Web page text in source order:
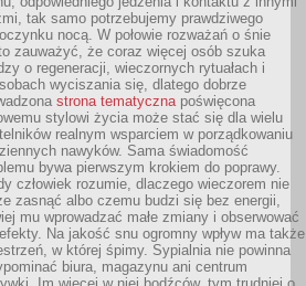
tak samo potrzebujemy prawdziwego
nocą. W połowie rozważań o śnie
zauważyć, że coraz więcej osób szuka
o regeneracji, wieczornych rytuałach i
wyciszania się, dlatego dobrze
strona tematycznapoświęcona
stylowi życia może stać się dla wielu
realnym wsparciem w porządkowaniu
nawyków. Sama świadomość
bywa pierwszym krokiem do poprawy.
człowiek rozumie, dlaczego wieczorem nie
zasnąć albo czemu budzi się bez energii,
mu wprowadzać małe zmiany i obserwować
Na jakość snu ogromny wpływ ma także
w której śpimy. Sypialnia nie powinna
biura, magazynu ani centrum